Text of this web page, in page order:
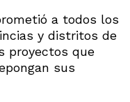
a todos los
y distritos de
proyectos que
sus